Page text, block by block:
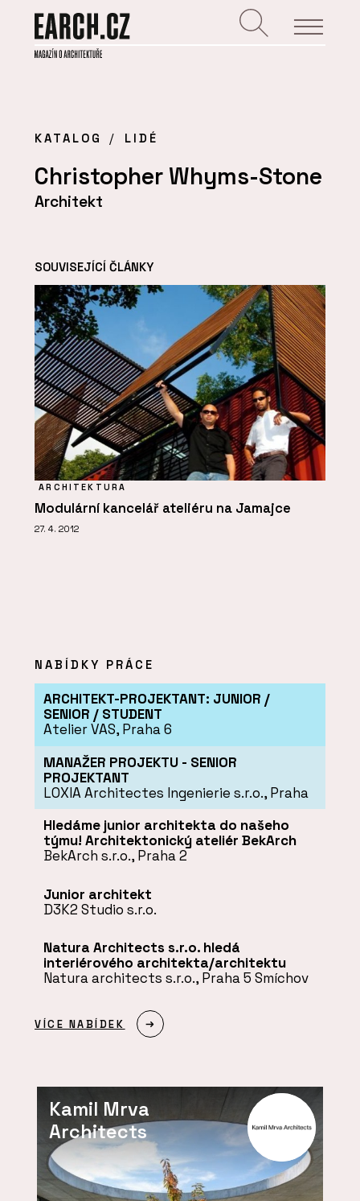
KATALOG LIDÉ
Christopher Whyms-Stone
Architekt
SOUVISEJÍCÍ ČLÁNKY
ARCHITEKTURA
Modulární kancelář ateliéru na Jamajce
27. 4. 2012
NABÍDKY PRÁCE
ARCHITEKT-PROJEKTANT: JUNIOR /
SENIOR / STUDENT
Atelier VAS, Praha 6
MANAŽER PROJEKTU - SENIOR
PROJEKTANT
LOXIA Architectes Ingenierie s.r.o., Praha
Hledáme junior architekta do našeho
týmu! Architektonický ateliér BekArch
BekArch s.r.o., Praha 2
Junior architekt
D3K2 Studio s.r.o.
Natura Architects s.r.o. hledá
interiérového architekta/architektu
Natura architects s.r.o., Praha 5 Smíchov
VÍCE NABÍDEK
Kamil Mrva
Architects